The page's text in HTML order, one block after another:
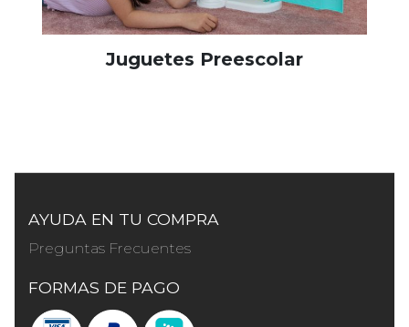
Juguetes Preescolar
AYUDA EN TU COMPRA
Preguntas Frecuentes
FORMAS DE PAGO